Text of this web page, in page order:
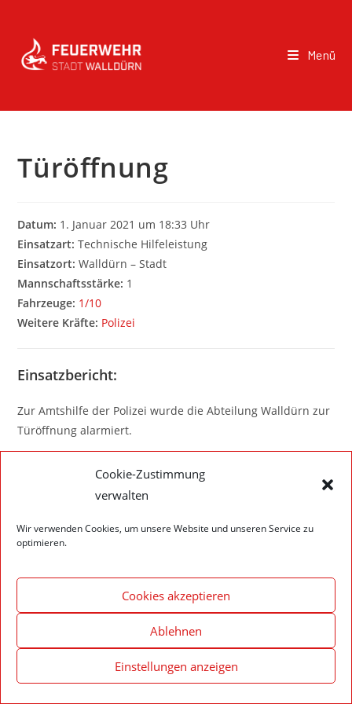
Cookie-Zustimmung
verwalten
Wir verwenden Cookies, um unsere Website und unseren Service zu
optimieren.
Cookies akzeptieren
Ablehnen
Einstellungen anzeigen
Menü
Türöffnung
Datum: 1. Januar 2021 um 18:33 Uhr
Einsatzart: Technische Hilfeleistung
Einsatzort: Walldürn – Stadt
Mannschaftsstärke: 1
Fahrzeuge: 1/10
Weitere Kräfte: Polizei
Einsatzbericht:
Zur Amtshilfe der Polizei wurde die Abteilung Walldürn zur
Türöffnung alarmiert.